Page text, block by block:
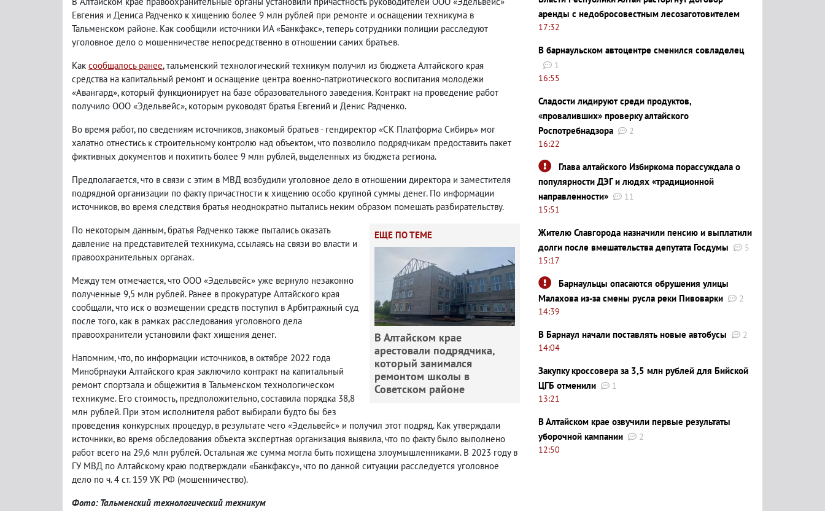
Евгения и Дениса Радченко к хищению более 9 млн рублей при ремонте и оснащении техникума в
Тальменском районе. Как сообщили источники ИА «Банкфакс», теперь сотрудники полиции расследуют
уголовное дело о мошенничестве непосредственно в отношении самих братьев.
Как сообщалось ранее, тальменский технологический техникум получил из бюджета Алтайского края
средства на капитальный ремонт и оснащение центра военно-патриотического воспитания молодежи
«Авангард», который функционирует на базе образовательного заведения. Контракт на проведение работ
получило ООО «Эдельвейс», которым руководят братья Евгений и Денис Радченко.
Во время работ, по сведениям источников, знакомый братьев - гендиректор «СК Платформа Сибирь» мог
халатно отнестись к строительному контролю над объектом, что позволило подрядчикам предоставить пакет
фиктивных документов и похитить более 9 млн рублей, выделенных из бюджета региона.
Предполагается, что в связи с этим в МВД возбудили уголовное дело в отношении директора и заместителя
подрядной организации по факту причастности к хищению особо крупной суммы денег. По информации
источников, во время следствия братья неоднократно пытались неким образом помешать разбирательству.
ЕЩЕ ПО ТЕМЕ
В Алтайском крае
арестовали подрядчика,
который занимался
ремонтом школы в
Советском районе
По некоторым данным, братья Радченко также пытались оказать
давление на представителей техникума, ссылаясь на связи во власти и
правоохранительных органах.
Между тем отмечается, что ООО «Эдельвейс» уже вернуло незаконно
полученные 9,5 млн рублей. Ранее в прокуратуре Алтайского края
сообщали, что иск о возмещении средств поступил в Арбитражный суд
после того, как в рамках расследования уголовного дела
правоохранители установили факт хищения денег.
Напомним, что, по информации источников, в октябре 2022 года
Минобрнауки Алтайского края заключило контракт на капитальный
ремонт спортзала и общежития в Тальменском технологическом
техникуме. Его стоимость, предположительно, составила порядка 38,8
млн рублей. При этом исполнителя работ выбирали будто бы без
проведения конкурсных процедур, в результате чего «Эдельвейс» и получил этот подряд. Как утверждали
источники, во время обследования объекта экспертная организация выявила, что по факту было выполнено
работ всего на 29,6 млн рублей. Остальная же сумма могла быть похищена злоумышленниками. В 2023 году в
ГУ МВД по Алтайскому краю подтверждали «Банкфаксу», что по данной ситуации расследуется уголовное
дело по ч. 4 ст. 159 УК РФ (мошенничество).
Фото: Тальменский технологический техникум
аренды с недобросовестным лесозаготовителем
17:32
В барнаульском автоцентре сменился совладелец
1
16:55
Сладости лидируют среди продуктов,
«проваливших» проверку алтайского
Роспотребнадзора
2
16:22
Глава алтайского Избиркома порассуждала о
популярности ДЭГ и людях «традиционной
направленности»
11
15:51
Жителю Славгорода назначили пенсию и выплатили
долги после вмешательства депутата Госдумы
5
15:17
Барнаульцы опасаются обрушения улицы
Малахова из-за смены русла реки Пивоварки
2
14:39
В Барнаул начали поставлять новые автобусы
2
14:04
Закупку кроссовера за 3,5 млн рублей для Бийской
ЦГБ отменили
1
13:21
В Алтайском крае озвучили первые результаты
уборочной кампании
2
12:50